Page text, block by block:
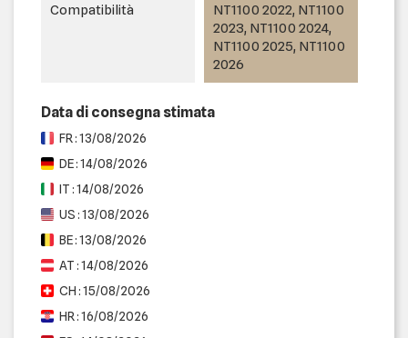
Compatibilità
NT1100 2022, NT1100
2023, NT1100 2024,
NT1100 2025, NT1100
2026
Data di consegna stimata
FR : 13/08/2026
DE : 14/08/2026
IT : 14/08/2026
US : 13/08/2026
BE : 13/08/2026
AT : 14/08/2026
CH : 15/08/2026
HR : 16/08/2026